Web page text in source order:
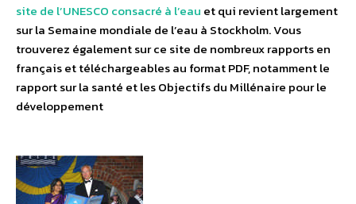
site de l’UNESCO consacré à l’eau et qui revient largement
sur la Semaine mondiale de l’eau à Stockholm. Vous
trouverez également sur ce site de nombreux rapports en
français et téléchargeables au format PDF, notamment le
rapport sur la santé et les Objectifs du Millénaire pour le
développement